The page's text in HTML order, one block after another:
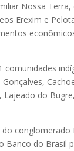
Nossa Terra,
Erexim e
Lajeado do
Banco do Brasil